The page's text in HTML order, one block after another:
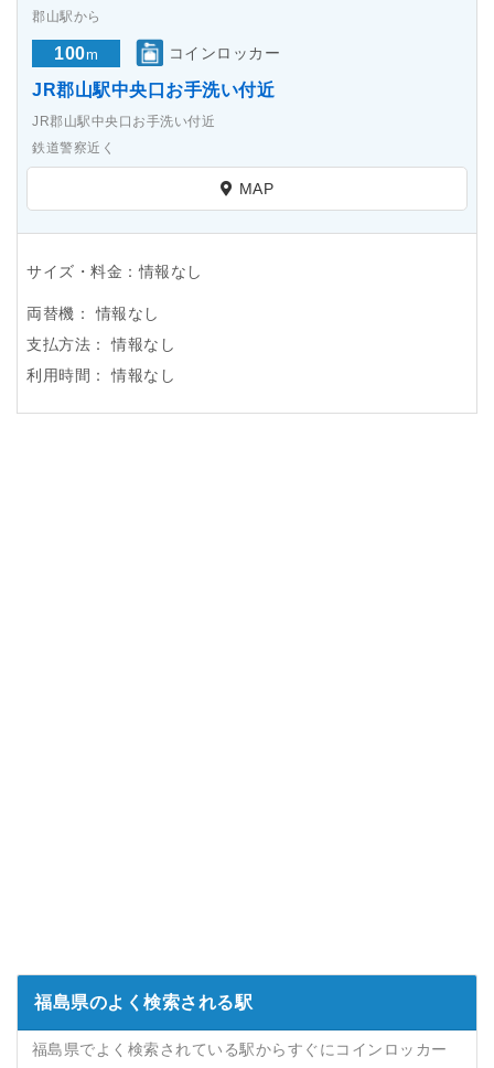
郡山駅から
100m コインロッカー
JR郡山駅中央口お手洗い付近
JR郡山駅中央口お手洗い付近
鉄道警察近く
MAP
サイズ・料金：情報なし
両替機：
情報なし
支払方法：
情報なし
利用時間：
情報なし
福島県のよく検索される駅
福島県でよく検索されている駅からすぐにコインロッカー